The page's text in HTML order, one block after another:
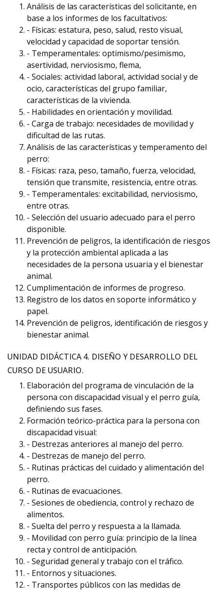
Análisis de las características del solicitante, en
base a los informes de los facultativos:
- Físicas: estatura, peso, salud, resto visual,
velocidad y capacidad de soportar tensión.
- Temperamentales: optimismo/pesimismo,
asertividad, nerviosismo, flema,
- Sociales: actividad laboral, actividad social y de
ocio, características del grupo familiar,
características de la vivienda.
- Habilidades en orientación y movilidad.
- Carga de trabajo: necesidades de movilidad y
dificultad de las rutas.
Análisis de las características y temperamento del
perro:
- Físicas: raza, peso, tamaño, fuerza, velocidad,
tensión que transmite, resistencia, entre otras.
- Temperamentales: excitabilidad, nerviosismo,
entre otras.
- Selección del usuario adecuado para el perro
disponible.
Prevención de peligros, la identificación de riesgos
y la protección ambiental aplicada a las
necesidades de la persona usuaria y el bienestar
animal.
Cumplimentación de informes de progreso.
Registro de los datos en soporte informático y
papel.
Prevención de peligros, identificación de riesgos y
bienestar animal.
UNIDAD DIDÁCTICA 4. DISEÑO Y DESARROLLO DEL
CURSO DE USUARIO.
Elaboración del programa de vinculación de la
persona con discapacidad visual y el perro guía,
definiendo sus fases.
Formación teórico-práctica para la persona con
discapacidad visual:
- Destrezas anteriores al manejo del perro.
- Destrezas de manejo del perro.
- Rutinas prácticas del cuidado y alimentación del
perro.
- Rutinas de evacuaciones.
- Sesiones de obediencia, control y rechazo de
alimentos.
- Suelta del perro y respuesta a la llamada.
- Movilidad con perro guía: principio de la línea
recta y control de anticipación.
- Seguridad general y trabajo con el tráfico.
- Entornos y situaciones.
- Transportes públicos con las medidas de